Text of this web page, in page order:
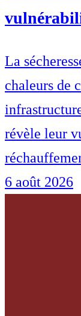
La
chaleurs de
révèle leur
6 août 2026